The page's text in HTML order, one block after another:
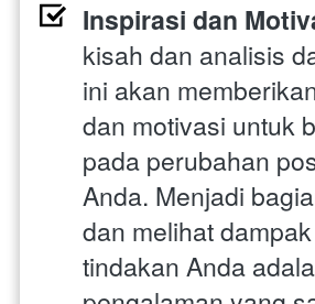
Inspirasi dan
kisah dan analisis
ini akan
dan motivasi untuk
pada perubahan
Anda. Menjadi
dan melihat
tindakan Anda